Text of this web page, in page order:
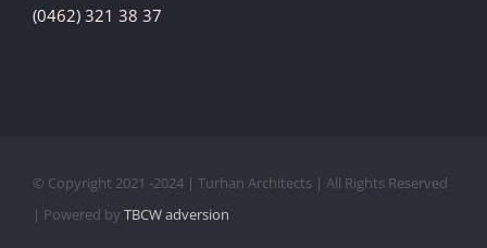
(0462) 321 38 37
© Copyright 2021 -2024 | Turhan Architects | All Rights Reserved
| Powered by TBCW adversion